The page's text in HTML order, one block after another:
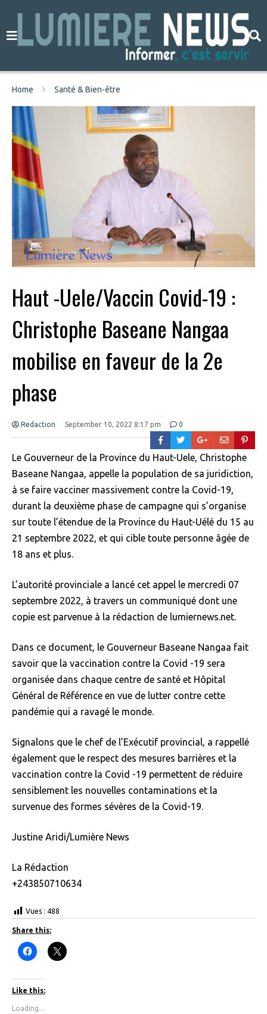
Home Santé & Bien-être
Haut -Uele/Vaccin Covid-19 :
Christophe Baseane Nangaa
mobilise en faveur de la 2e
phase
Redaction September 10, 2022 8:17 pm 0
Le Gouverneur de la Province du Haut-Uele, Christophe
Baseane Nangaa, appelle la population de sa juridiction,
à se faire vacciner massivement contre la Covid-19,
durant la deuxième phase de campagne qui s’organise
sur toute l’étendue de la Province du Haut-Uélé du 15 au
21 septembre 2022, et qui cible toute personne âgée de
18 ans et plus.
L’autorité provinciale a lancé cet appel le mercredi 07
septembre 2022, à travers un communiqué dont une
copie est parvenue à la rédaction de lumiernews.net.
Dans ce document, le Gouverneur Baseane Nangaa fait
savoir que la vaccination contre la Covid -19 sera
organisée dans chaque centre de santé et Hôpital
Général de Référence en vue de lutter contre cette
pandémie qui a ravagé le monde.
Signalons que le chef de l’Exécutif provincial, a rappellé
également que le respect des mesures barrières et la
vaccination contre la Covid -19 permettent de réduire
sensiblement les nouvelles contaminations et la
survenue des formes sévères de la Covid-19.
Justine Aridi/Lumière News
La Rédaction
+243850710634
Vues : 488
Share this:
C
l
k
t
o
h
C
l
Like this:
Loading...